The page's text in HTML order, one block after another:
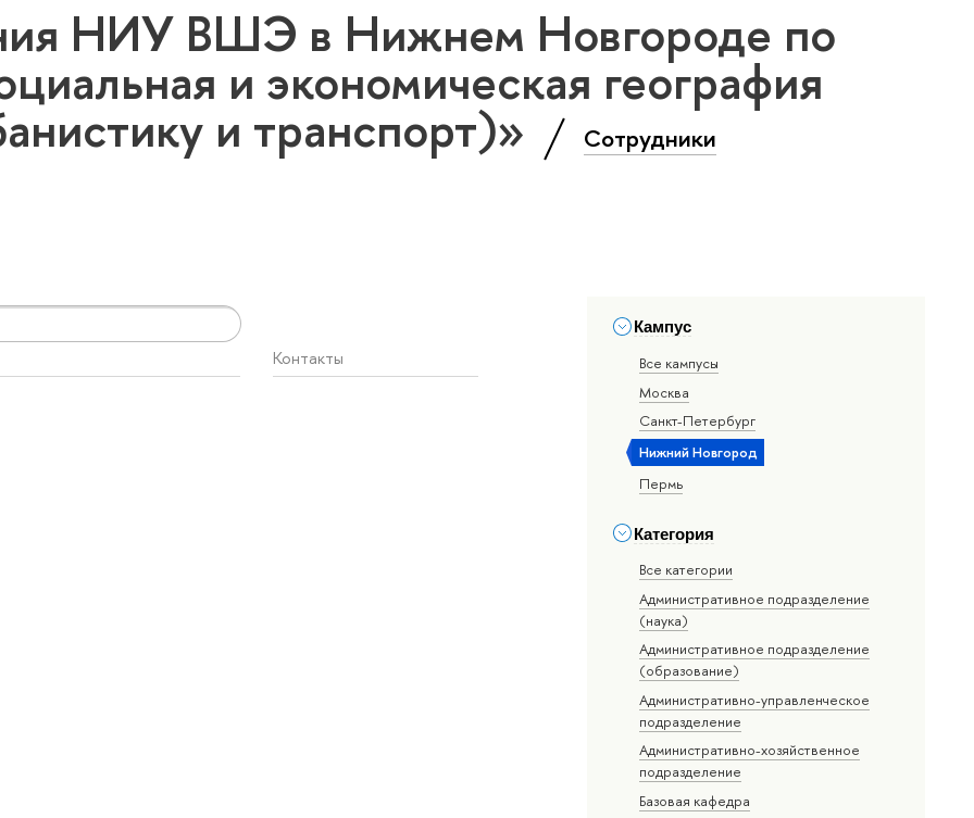
НИУ ВШЭ в Нижнем Новгороде по
и экономическая география
и транспорт)» Сотрудники
Кампус
Все кампусы
Москва
Санкт-Петербург
Нижний Новгород
Пермь
Категория
Все категории
Административное подразделение
(наука)
Административное подразделение
(образование)
Административно-управленческое
подразделение
Административно-хозяйственное
подразделение
Базовая кафедра
Контакты